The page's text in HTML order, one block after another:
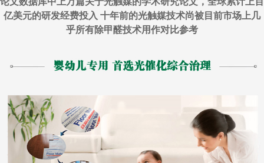
亿美元的研发经费投入 十年前的光触媒技术尚被目前市场上几
乎所有除甲醛技术用作对比参考